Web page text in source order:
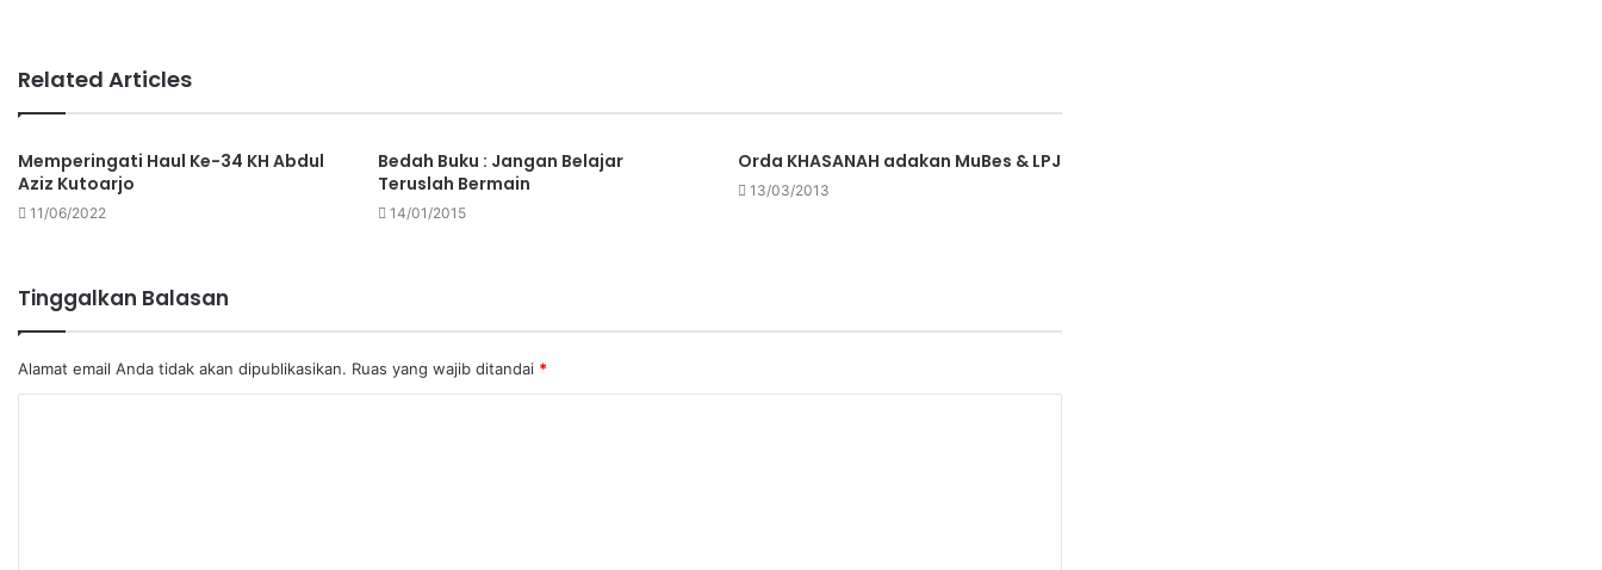
Related Articles
Memperingati Haul Ke-34 KH Abdul
Aziz Kutoarjo
11/06/2022
Bedah Buku : Jangan Belajar
Teruslah Bermain
14/01/2015
Orda KHASANAH adakan MuBes & LPJ
13/03/2013
Tinggalkan Balasan
Alamat email Anda tidak akan dipublikasikan. Ruas yang wajib ditandai *